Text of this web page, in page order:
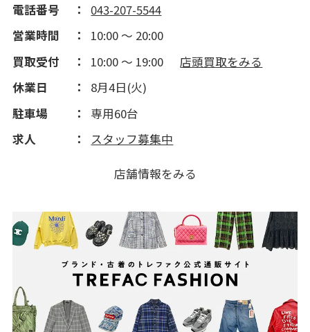
2013(91)
2012(182)
2009(473)
2008(291)
2007(32)
電話番号
043-207-5544
営業時間
10:00 ～ 20:00
買取受付
10:00 ～ 19:00
店頭買取をみる
休業日
8月4日(火)
駐車場
専用60台
求人
スタッフ募集中
店舗情報をみる